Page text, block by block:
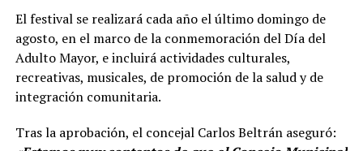
El festival se realizará cada año el último domingo de
agosto, en el marco de la conmemoración del Día del
Adulto Mayor, e incluirá actividades culturales,
recreativas, musicales, de promoción de la salud y de
integración comunitaria.
Tras la aprobación, el concejal Carlos Beltrán aseguró: